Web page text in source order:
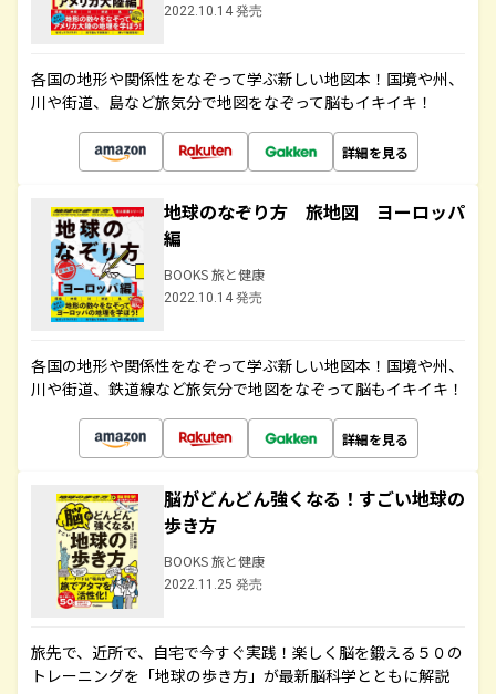
2022.10.14 発売
各国の地形や関係性をなぞって学ぶ新しい地図本！国境や州、
川や街道、島など旅気分で地図をなぞって脳もイキイキ！
詳細を見る
地球のなぞり方 旅地図 ヨーロッパ
編
BOOKS 旅と健康
2022.10.14 発売
各国の地形や関係性をなぞって学ぶ新しい地図本！国境や州、
川や街道、鉄道線など旅気分で地図をなぞって脳もイキイキ！
詳細を見る
脳がどんどん強くなる！すごい地球の
歩き方
BOOKS 旅と健康
2022.11.25 発売
旅先で、近所で、自宅で今すぐ実践！楽しく脳を鍛える５０の
トレーニングを「地球の歩き方」が最新脳科学とともに解説